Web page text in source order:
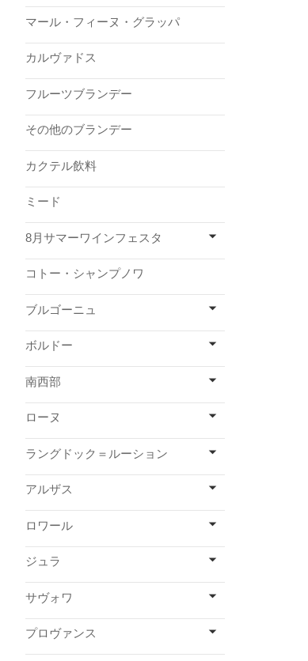
マール・フィーヌ・グラッパ
カルヴァドス
フルーツブランデー
その他のブランデー
カクテル飲料
ミード
8月サマーワインフェスタ
コトー・シャンプノワ
ブルゴーニュ
ボルドー
南西部
ローヌ
ラングドック＝ルーション
アルザス
ロワール
ジュラ
サヴォワ
プロヴァンス